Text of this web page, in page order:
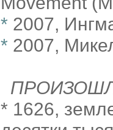
* 2007,
* 2007,
* 1626,